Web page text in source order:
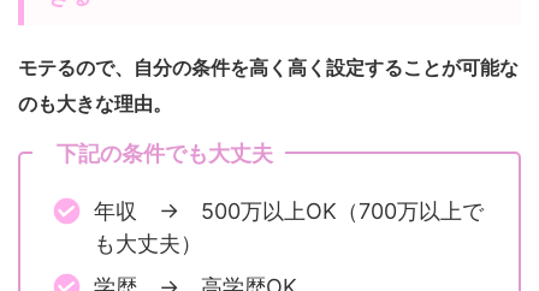
モテるので、自分の条件を高く高く設定することが可能な
のも大きな理由。
下記の条件でも大丈夫
年収 → 500万以上OK（700万以上で
も大丈夫）